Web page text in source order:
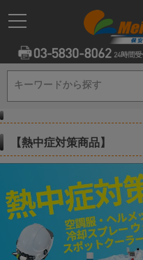
キーワードから探す
キーワードから探す
【熱中症対策商品】